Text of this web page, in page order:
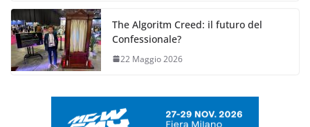
The Algoritm Creed: il futuro del
Confessionale?
22 Maggio 2026